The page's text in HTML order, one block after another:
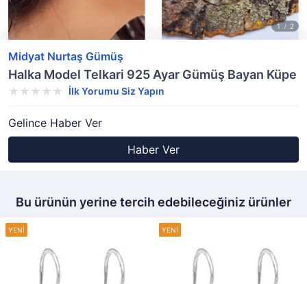
Midyat Nurtaş Gümüş
Halka Model Telkari 925 Ayar Gümüş Bayan Küpe
İlk Yorumu Siz Yapın
Gelince Haber Ver
Haber Ver
Bu ürünün yerine tercih edebileceğiniz ürünler